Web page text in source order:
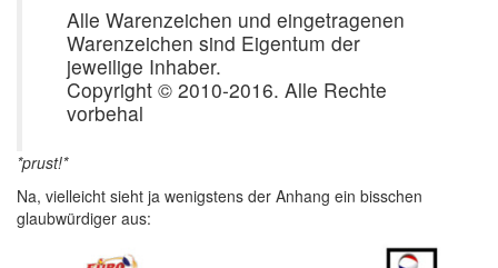
Alle Warenzeichen und eingetragenen
Warenzeichen sind Eigentum der
jeweilige Inhaber.
Copyright © 2010-2016. Alle Rechte
vorbehal
*prust!*
Na, vielleicht sieht ja wenigstens der Anhang ein bisschen
glaubwürdiger aus: